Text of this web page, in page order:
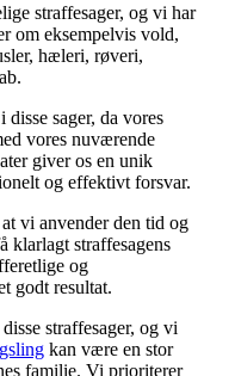
straffesager, og vi har
om eksempelvis vold,
hæleri, røveri,
sager, da vores
vores nuværende
giver os en unik
og effektivt forsvar.
vi anvender den tid og
klarlagt straffesagens
og
godt resultat.
straffesager, og vi
kan være en stor
familie. Vi prioriterer